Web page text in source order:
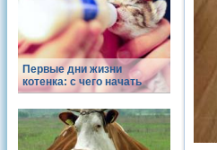
Первые дни жизни
котенка: с чего начать